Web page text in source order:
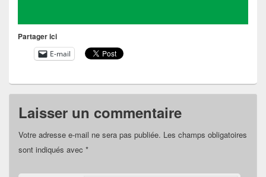
Partager ici
E-mail
Laisser un commentaire
Votre adresse e-mail ne sera pas publiée. Les champs obligatoires
sont indiqués avec *